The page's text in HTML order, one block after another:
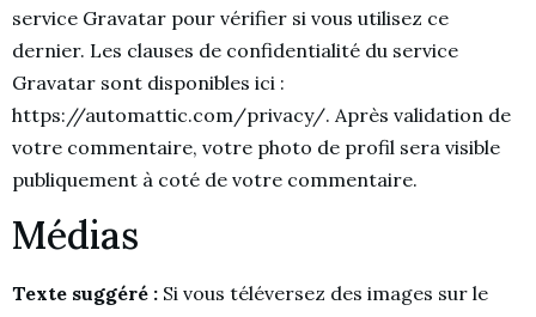
service Gravatar pour vérifier si vous utilisez ce
dernier. Les clauses de confidentialité du service
Gravatar sont disponibles ici :
https://automattic.com/privacy/. Après validation de
votre commentaire, votre photo de profil sera visible
publiquement à coté de votre commentaire.
Médias
Texte suggéré : Si vous téléversez des images sur le